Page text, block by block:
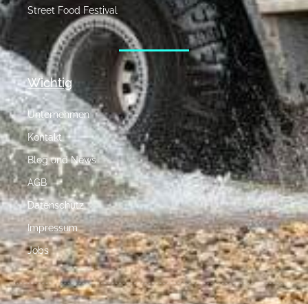
Street Food Festival
Wichtig
Unternehmen
Kontakt
Blog und News
AGB
Datenschutz
Impressum
Jobs